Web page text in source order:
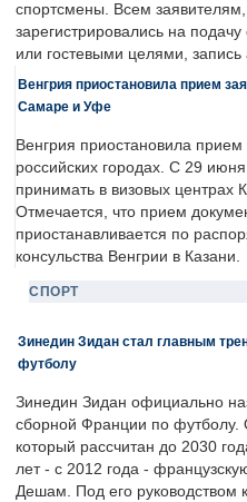
спортсмены. Всем
зарегистрировались на
или гостевыми целями, запись
Венгрия приостановила прием
Самаре и Уфе
Венгрия приостановила
российских городах. С 29
принимать в визовых
Отмечается, что прием
приостанавливается по
консульства Венгрии в Казани.
СПОРТ
Зинедин Зидан стал главным
футболу
Зинедин Зидан официально
сборной Франции по футболу.
который рассчитан до 2030
лет - с 2012 года -
Дешам. Под его руководством